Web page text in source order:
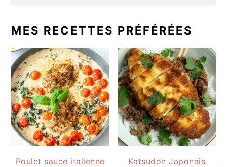
MES RECETTES PRÉFÉRÉES
Poulet sauce italienne
Katsudon Japonais